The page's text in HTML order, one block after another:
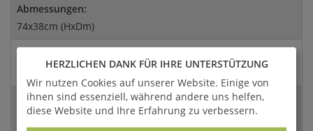
Abmessungen:
74x38cm (HxDm)
EAN:
HERZLICHEN DANK FÜR IHRE UNTERSTÜTZUNG
Wir nutzen Cookies auf unserer Website. Einige von
ihnen sind essenziell, während andere uns helfen,
diese Website und Ihre Erfahrung zu verbessern.